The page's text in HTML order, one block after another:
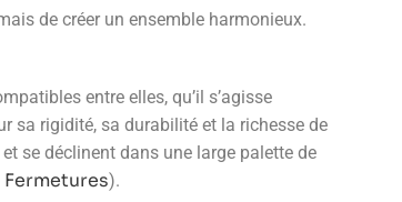
de créer un ensemble harmonieux.
entre elles, qu’il s’agisse
sa rigidité, sa durabilité et la richesse de
se déclinent dans une large palette de
Fermetures).